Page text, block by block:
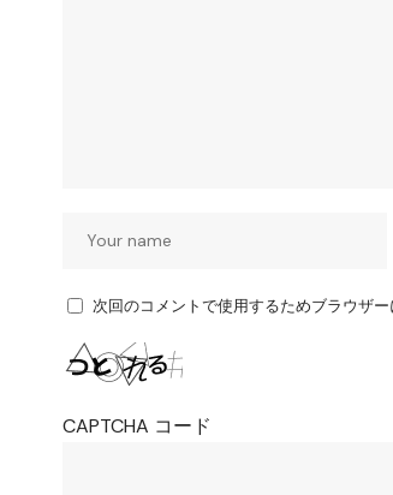
次回のコメントで使用するためブラウザ
CAPTCHA コード